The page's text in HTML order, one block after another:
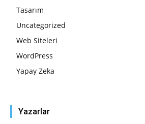
Tasarım
Uncategorized
Web Siteleri
WordPress
Yapay Zeka
Yazarlar